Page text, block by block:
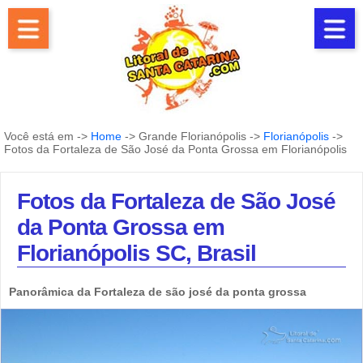
Você está em -> Home -> Grande Florianópolis -> Florianópolis ->
Fotos da Fortaleza de São José da Ponta Grossa em Florianópolis
Fotos da Fortaleza de São José
da Ponta Grossa em
Florianópolis SC, Brasil
Panorâmica da Fortaleza de são josé da ponta grossa